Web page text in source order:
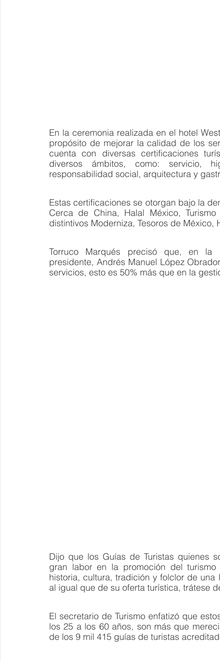
En la ceremonia realizada en el hotel
propósito de mejorar la calidad de los
cuenta con diversas certificaciones
diversos ámbitos, como: servicio,
responsabilidad social, arquitectura y
Estas certificaciones se otorgan bajo la
Cerca de China, Halal México,
distintivos Moderniza, Tesoros de
Torruco Marqués precisó que, en la
presidente, Andrés Manuel López
servicios, esto es 50% más que en la
Dijo que los Guías de Turistas quienes
gran labor en la promoción del
historia, cultura, tradición y folclor de
al igual que de su oferta turística, trátese
El secretario de Turismo enfatizó que
los 25 a los 60 años, son más que
de los 9 mil 415 guías de turistas